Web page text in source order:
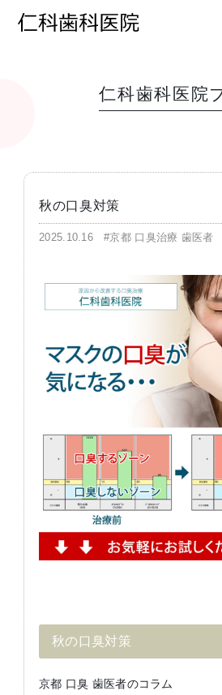
仁科歯科医院
秋の口臭対策
2025.10.16#京都 口臭治療 歯医者
秋の口臭対策
京都 口臭 歯医者のコラム